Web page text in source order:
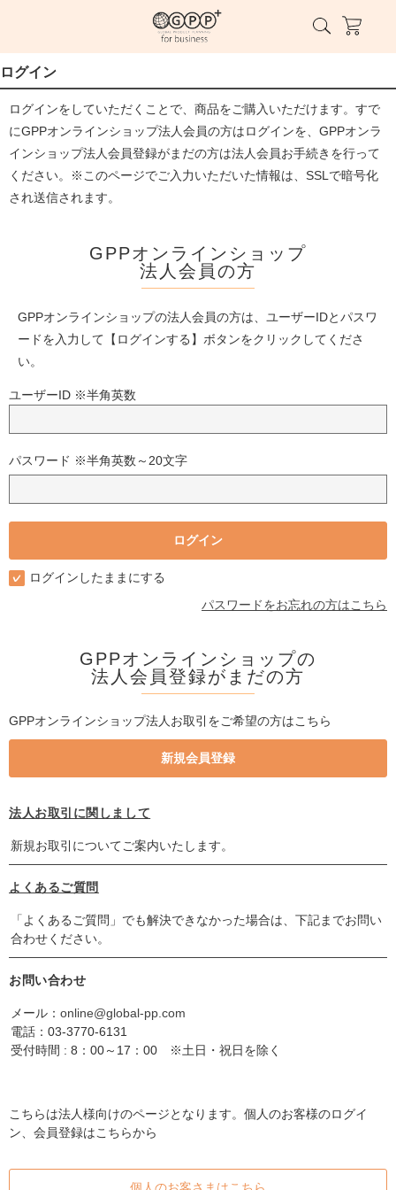
ログイン
ログインをしていただくことで、商品をご購入いただけます。すで
にGPPオンラインショップ法人会員の方はログインを、GPPオンラ
インショップ法人会員登録がまだの方は法人会員お手続きを行って
ください。※このページでご入力いただいた情報は、SSLで暗号化
され送信されます。
GPPオンラインショップ
法人会員の方
GPPオンラインショップの法人会員の方は、ユーザーIDとパスワ
ードを入力して【ログインする】ボタンをクリックしてくださ
い。
ユーザーID ※半角英数
パスワード ※半角英数～20文字
ログインしたままにする
パスワードをお忘れの方はこちら
GPPオンラインショップの
法人会員登録がまだの方
GPPオンラインショップ法人お取引をご希望の方はこちら
法人お取引に関しまして
新規お取引についてご案内いたします。
よくあるご質問
「よくあるご質問」でも解決できなかった場合は、下記までお問い
合わせください。
お問い合わせ
メール： online@global-pp.com
電話： 03-3770-6131
受付時間 : 8：00～17：00 ※土日・祝日を除く
こちらは法人様向けのページとなります。個人のお客様のログイ
ン、会員登録はこちらから